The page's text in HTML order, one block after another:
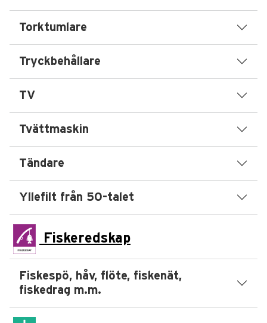
Torktumlare
Tryckbehållare
TV
Tvättmaskin
Tändare
Yllefilt från 50-talet
Fiskeredskap
Fiskespö, håv, flöte, fiskenät,
fiskedrag m.m.